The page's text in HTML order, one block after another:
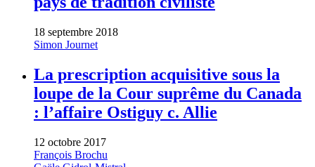
18 septembre 2018
Simon Journet
La prescription acquisitive sous la
loupe de la Cour suprême du Canada
: l’affaire Ostiguy c. Allie
12 octobre 2017
François Brochu